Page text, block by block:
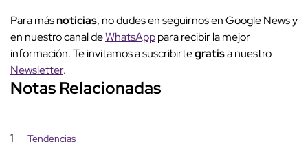
Para másnoticias, no dudes en seguirnos en Google News y
en nuestro canal deWhatsApppara recibir la mejor
información. Te invitamos a suscribirtegratisa nuestro
Newsletter.
Notas Relacionadas
1 Tendencias